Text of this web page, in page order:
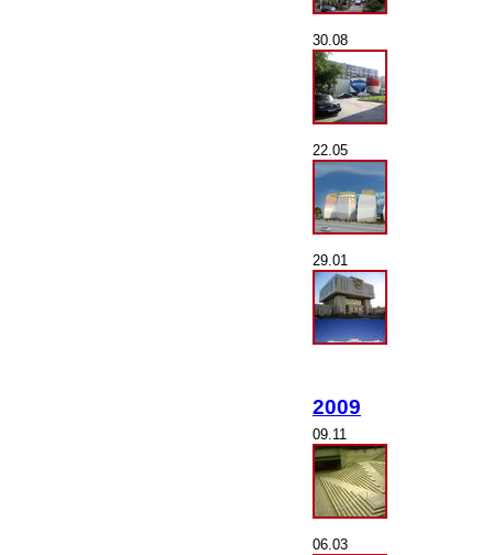
30.08
22.05
29.01
2009
09.11
06.03